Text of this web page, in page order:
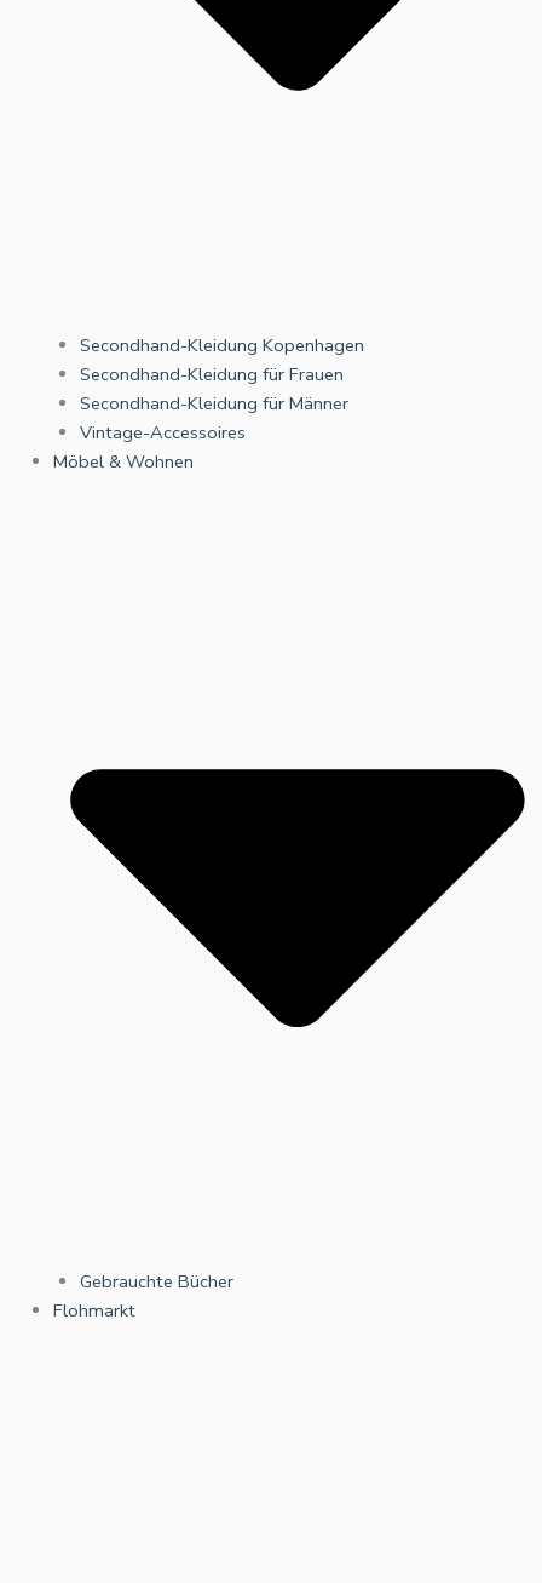
Secondhand-Kleidung Kopenhagen
Secondhand-Kleidung für Frauen
Secondhand-Kleidung für Männer
Vintage-Accessoires
Möbel & Wohnen
Gebrauchte Bücher
Flohmarkt